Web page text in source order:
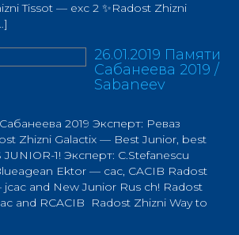
Tissot — exc 2 ✨Radost Zhizni
26.01.2019 Памяти
Сабанеева 2019 /
Sabaneev
2019 Эксперт: Реваз
Zhizni Galactix — Best Junior, best
1! Эксперт: C.Stefanescu
Ektor — cac, CACIB Radost
and New Junior Rus ch! Radost
and RCACIB Radost Zhizni Way to